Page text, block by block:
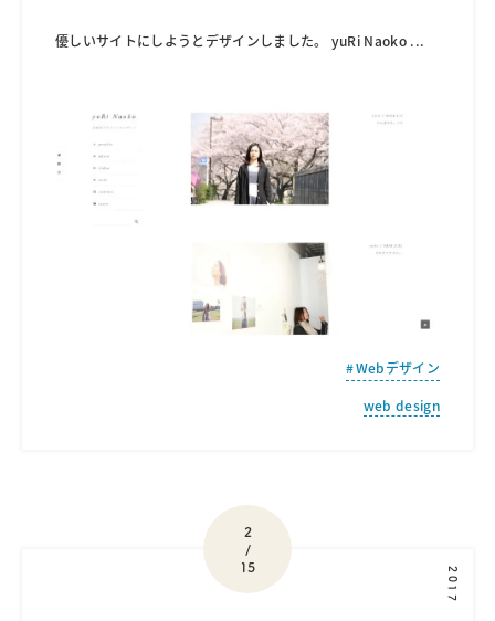
優しいサイトにしようとデザインしました。 yuRi Naoko ...
Webデザイン
web design
2
/
15
2017